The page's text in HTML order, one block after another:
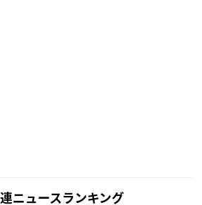
ニュースランキング